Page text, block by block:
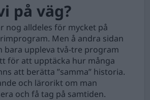
på väg?
nog alldeles för mycket på
Men å andra sidan
bara uppleva två-tre program
för att upptäcka hur många
att berätta ”samma” historia.
och lärorikt om man
och få tag på samtiden.